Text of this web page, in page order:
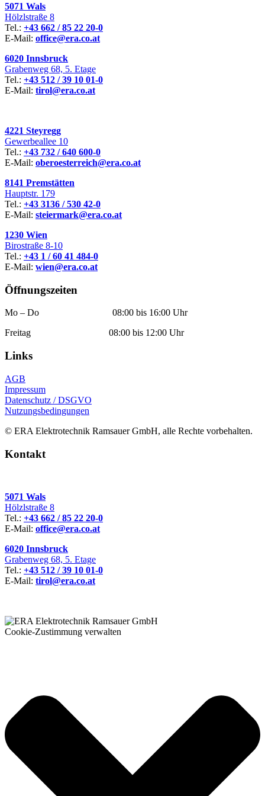
5071 Wals
Hölzlstraße 8
Tel.: +43 662 / 85 22 20-0
E-Mail: office@era.co.at
6020 Innsbruck
Grabenweg 68, 5. Etage
Tel.: +43 512 / 39 10 01-0
E-Mail: tirol@era.co.at
4221 Steyregg
Gewerbeallee 10
Tel.: +43 732 / 640 600-0
E-Mail: oberoesterreich@era.co.at
8141 Premstätten
Hauptstr. 179
Tel.: +43 3136 / 530 42-0
E-Mail: steiermark@era.co.at
1230 Wien
Birostraße 8-10
Tel.: +43 1 / 60 41 484-0
E-Mail: wien@era.co.at
Öffnungszeiten
Mo – Do 08:00 bis 16:00 Uhr
Freitag 08:00 bis 12:00 Uhr
Links
AGB
Impressum
Datenschutz / DSGVO
Nutzungsbedingungen
© ERA Elektrotechnik Ramsauer GmbH, alle Rechte vorbehalten.
Kontakt
5071 Wals
Hölzlstraße 8
Tel.: +43 662 / 85 22 20-0
E-Mail: office@era.co.at
6020 Innsbruck
Grabenweg 68, 5. Etage
Tel.: +43 512 / 39 10 01-0
E-Mail: tirol@era.co.at
Cookie-Zustimmung verwalten